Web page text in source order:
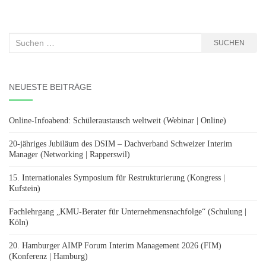
Suchen
SUCHEN
NEUESTE BEITRÄGE
Online-Infoabend: Schüleraustausch weltweit (Webinar | Online)
20-jähriges Jubiläum des DSIM – Dachverband Schweizer Interim
Manager (Networking | Rapperswil)
15. Internationales Symposium für Restrukturierung (Kongress |
Kufstein)
Fachlehrgang „KMU-Berater für Unternehmensnachfolge“ (Schulung |
Köln)
20. Hamburger AIMP Forum Interim Management 2026 (FIM)
(Konferenz | Hamburg)